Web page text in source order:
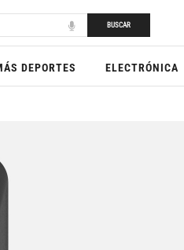
BUSCAR
DEPORTES ELECTRÓNICA